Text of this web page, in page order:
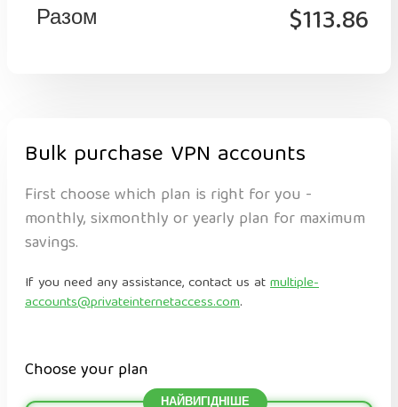
Разом $113.86
Bulk purchase VPN accounts
First choose which plan is right for you -
monthly, sixmonthly or yearly plan for maximum
savings.
If you need any assistance, contact us atmultiple-
accounts@privateinternetaccess.com.
Choose your plan